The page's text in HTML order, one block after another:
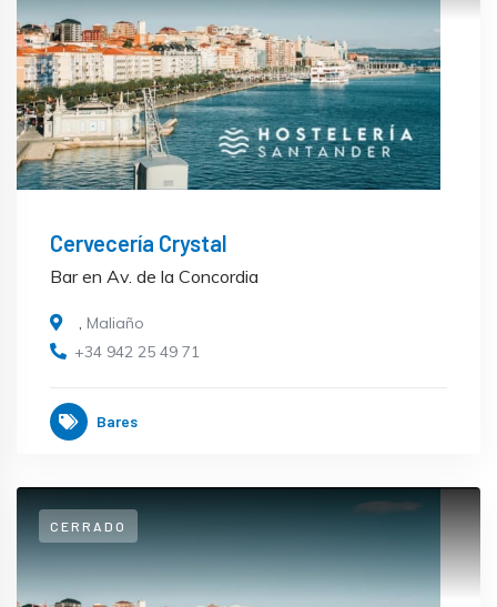
Cervecería Crystal
Bar en Av. de la Concordia
, Maliaño
+34 942 25 49 71
Bares
CERRADO